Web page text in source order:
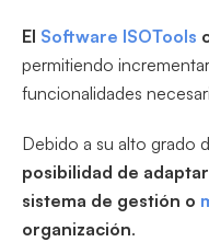
El Software ISOTools
permitiendo
funcionalidades
Debido a su alto grado
posibilidad de
sistema de gestión o
organización.